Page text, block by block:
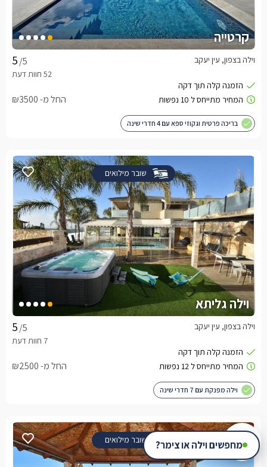
קרטייה
/5 וילה בצפון, עין יעקב
החל מ- ₪3500
בריכה פרטית וגקוזי ספא עם 4 חדרי שינה
שובר מילואים
וילה גליתא
/5 וילה בצפון, עין יעקב
החל מ- ₪2500
וילה מפנקת עם 7 חדרי שינה
שובר מילואים מחפשים וילה או צימר?